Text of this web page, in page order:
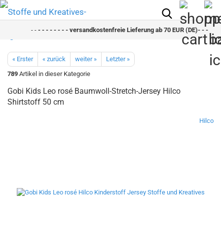
- - - - - - - - versandkostenfreie Lieferung ab 70 EUR (DE)- - - - - -
« Erster « zurück weiter »
Letzter »
789 Artikel in dieser Kategorie
Gobi Kids Leo rosé Baumwoll-Stretch-Jersey Hilco
Shirtstoff 50 cm
Hilco